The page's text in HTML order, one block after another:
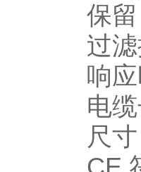
保
过
响
电
尺